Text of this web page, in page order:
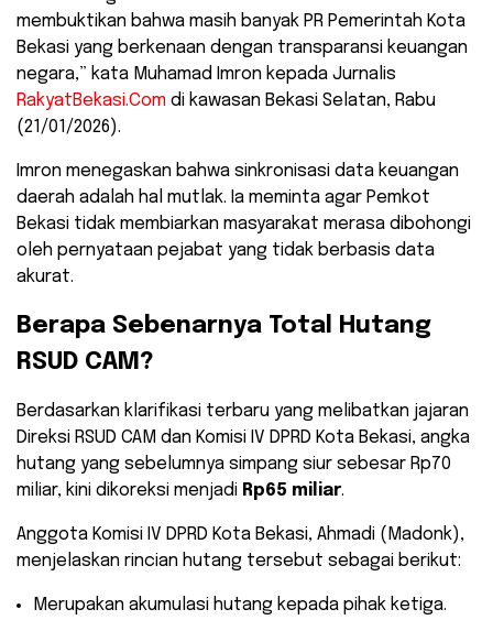
membuktikan bahwa masih banyak PR Pemerintah Kota
Bekasi yang berkenaan dengan transparansi keuangan
negara,” kata Muhamad Imron kepada Jurnalis
RakyatBekasi.Com di kawasan Bekasi Selatan, Rabu
(21/01/2026).
​Imron menegaskan bahwa sinkronisasi data keuangan
daerah adalah hal mutlak. Ia meminta agar Pemkot
Bekasi tidak membiarkan masyarakat merasa dibohongi
oleh pernyataan pejabat yang tidak berbasis data
akurat.
​Berapa Sebenarnya Total Hutang
RSUD CAM?
​Berdasarkan klarifikasi terbaru yang melibatkan jajaran
Direksi RSUD CAM dan Komisi IV DPRD Kota Bekasi, angka
hutang yang sebelumnya simpang siur sebesar Rp70
miliar, kini dikoreksi menjadi Rp65 miliar.
​Anggota Komisi IV DPRD Kota Bekasi, Ahmadi (Madonk),
menjelaskan rincian hutang tersebut sebagai berikut:
​Merupakan akumulasi hutang kepada pihak ketiga.